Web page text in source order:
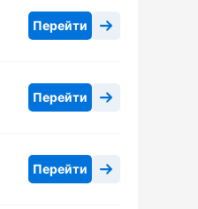
Перейти
Перейти
Перейти